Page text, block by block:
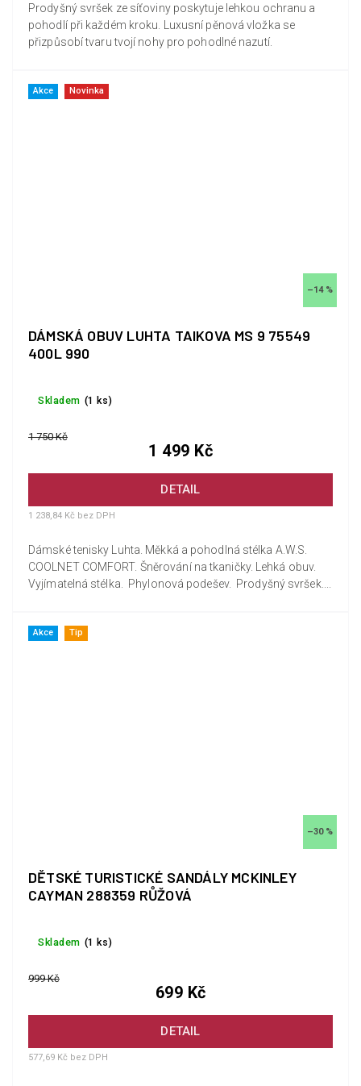
Prodyšný svršek ze síťoviny poskytuje lehkou ochranu a
pohodlí při každém kroku. Luxusní pěnová vložka se
přizpůsobí tvaru tvojí nohy pro pohodlné nazutí.
Akce Novinka
–14 %
DÁMSKÁ OBUV LUHTA TAIKOVA MS 9 75549
400L 990
Skladem (1 ks)
DETAIL
1 238,84 Kč bez DPH
1 750 Kč
1 499 Kč
Dámské tenisky Luhta. Měkká a pohodlná stélka A.W.S.
COOLNET COMFORT. Šněrování na tkaničky. Lehká obuv.
Vyjímatelná stélka. Phylonová podešev. Prodyšný svršek....
Akce Tip
–30 %
DĚTSKÉ TURISTICKÉ SANDÁLY MCKINLEY
CAYMAN 288359 RŮŽOVÁ
Skladem (1 ks)
DETAIL
577,69 Kč bez DPH
999 Kč
699 Kč